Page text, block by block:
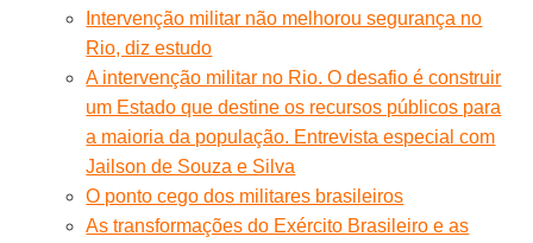
Intervenção militar não melhorou segurança no
Rio, diz estudo
A intervenção militar no Rio. O desafio é construir
um Estado que destine os recursos públicos para
a maioria da população. Entrevista especial com
Jailson de Souza e Silva
O ponto cego dos militares brasileiros
As transformações do Exército Brasileiro e as